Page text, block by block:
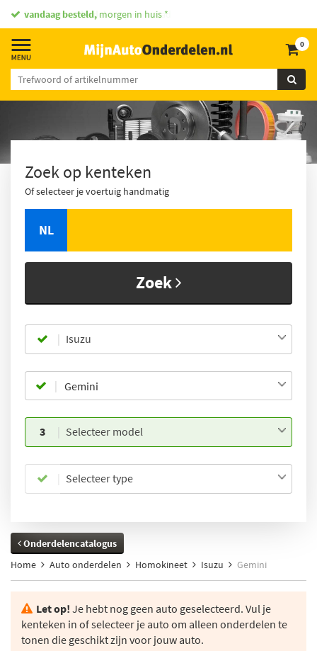
vandaag besteld, morgen in huis *
0
Zoek op kenteken
Of selecteer je voertuig handmatig
NL
Zoek
Isuzu
3 Selecteer model
Selecteer type
Onderdelencatalogus
Home
Auto onderdelen Homokineet Isuzu Gemini
Let op! Je hebt nog geen auto geselecteerd. Vul je
kenteken in of selecteer je auto om alleen onderdelen te
tonen die geschikt zijn voor jouw auto.